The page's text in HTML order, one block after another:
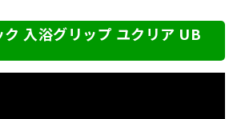
入浴グリップ ユクリア UB